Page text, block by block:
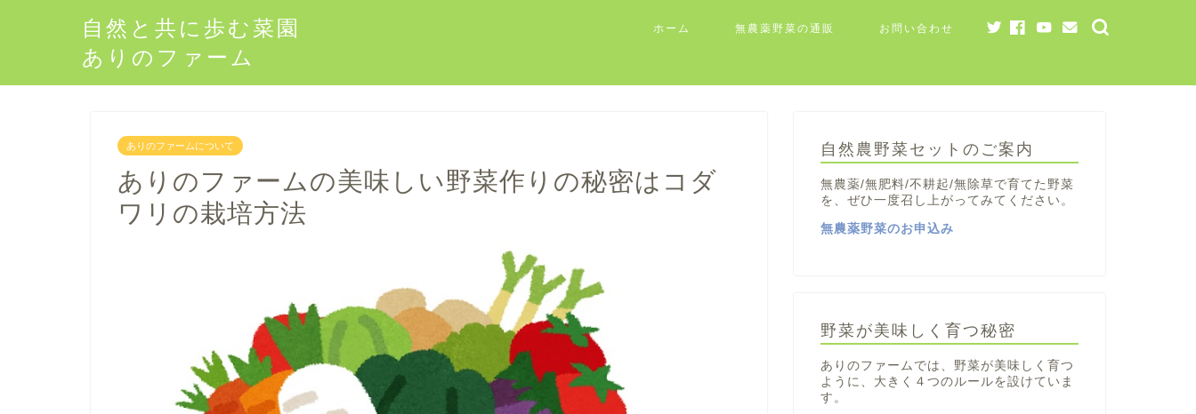
自然と共に歩む菜園
ありのファーム
ホーム 無農薬野菜の通販 お問い合わせ
ありのファームについて
ありのファームの美味しい野菜作りの秘密はコダ
ワリの栽培方法
自然農野菜セットのご案内
無農薬/無肥料/不耕起/無除草で育てた野菜
を、ぜひ一度召し上がってみてください。
無農薬野菜のお申込み
野菜が美味しく育つ秘密
ありのファームでは、野菜が美味しく育つ
ように、大きく４つのルールを設けていま
す。